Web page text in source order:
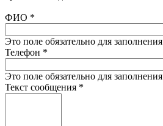
ФИО *
Это поле обязательно для заполнения
Телефон *
Это поле обязательно для заполнения
Текст сообщения *